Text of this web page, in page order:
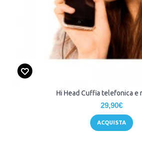
Hi Head Cuffia telefonica e
29,90€
ACQUISTA